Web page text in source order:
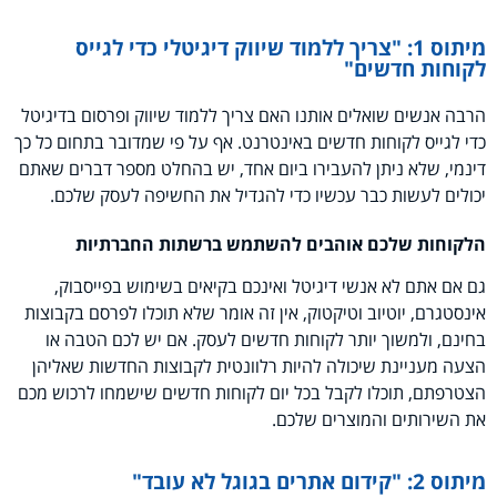
מיתוס 1: "צריך ללמוד שיווק דיגיטלי כדי לגייס
לקוחות חדשים"
הרבה אנשים שואלים אותנו האם צריך ללמוד שיווק ופרסום בדיגיטל
כדי לגייס לקוחות חדשים באינטרנט. אף על פי שמדובר בתחום כל כך
דינמי, שלא ניתן להעבירו ביום אחד, יש בהחלט מספר דברים שאתם
יכולים לעשות כבר עכשיו כדי להגדיל את החשיפה לעסק שלכם.
הלקוחות שלכם אוהבים להשתמש ברשתות החברתיות
גם אם אתם לא אנשי דיגיטל ואינכם בקיאים בשימוש בפייסבוק,
אינסטגרם, יוטיוב וטיקטוק, אין זה אומר שלא תוכלו לפרסם בקבוצות
בחינם, ולמשוך יותר לקוחות חדשים לעסק. אם יש לכם הטבה או
הצעה מעניינת שיכולה להיות רלוונטית לקבוצות החדשות שאליהן
הצטרפתם, תוכלו לקבל בכל יום לקוחות חדשים שישמחו לרכוש מכם
את השירותים והמוצרים שלכם.
מיתוס 2: "קידום אתרים בגוגל לא עובד"